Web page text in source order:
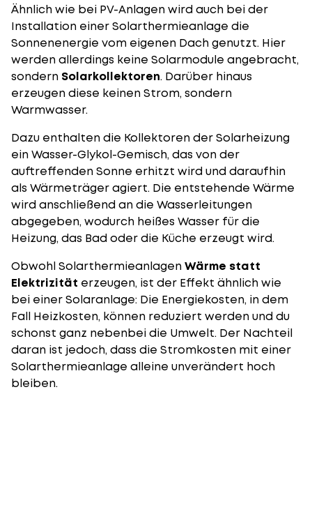
Ähnlich wie bei PV-Anlagen wird auch bei der
Installation einerSolarthermieanlage die
Sonnenenergie vom eigenen Dach genutzt. Hier
werden allerdings keine Solarmodule angebracht,
sondern Solarkollektoren. Darüber hinaus
erzeugen diese keinen Strom, sondern
Warmwasser.
Dazu enthalten die Kollektoren der Solarheizung
ein Wasser-Glykol-Gemisch, das von der
auftreffenden Sonne erhitzt wird und daraufhin
als Wärmeträger agiert. Die entstehende Wärme
wird anschließend an die Wasserleitungen
abgegeben, wodurch heißes Wasser für die
Heizung, das Bad oder die Küche erzeugt wird.
Obwohl SolarthermieanlagenWärme statt
Elektrizität erzeugen, ist der Effekt ähnlich wie
bei einer Solaranlage: Die Energiekosten, in dem
Fall Heizkosten, können reduziert werden und du
schonst ganz nebenbei die Umwelt. Der Nachteil
daran ist jedoch, dass die Stromkosten mit einer
Solarthermieanlage alleine unverändert hoch
bleiben.